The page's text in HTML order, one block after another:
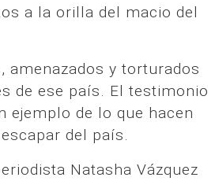
a la orilla del macio del
amenazados y torturados
de ese país. El testimonio
ejemplo de lo que hacen
del país.
Natasha Vázquez